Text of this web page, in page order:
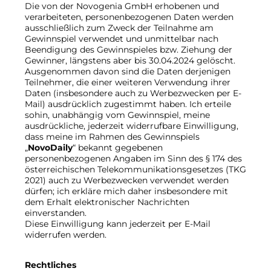
Die von der Novogenia GmbH erhobenen und
verarbeiteten, personenbezogenen Daten werden
ausschließlich zum Zweck der Teilnahme am
Gewinnspiel verwendet und unmittelbar nach
Beendigung des Gewinnspieles bzw. Ziehung der
Gewinner, längstens aber bis 30.04.2024 gelöscht.
Ausgenommen davon sind die Daten derjenigen
Teilnehmer, die einer weiteren Verwendung ihrer
Daten (insbesondere auch zu Werbezwecken per E-
Mail) ausdrücklich zugestimmt haben. Ich erteile
sohin, unabhängig vom Gewinnspiel, meine
ausdrückliche, jederzeit widerrufbare Einwilligung,
dass meine im Rahmen des Gewinnspiels
„NovoDaily“ bekannt gegebenen
personenbezogenen Angaben im Sinn des § 174 des
österreichischen Telekommunikationsgesetzes (TKG
2021) auch zu Werbezwecken verwendet werden
dürfen; ich erkläre mich daher insbesondere mit
dem Erhalt elektronischer Nachrichten
einverstanden.
Diese Einwilligung kann jederzeit per E-Mail
widerrufen werden.
Rechtliches